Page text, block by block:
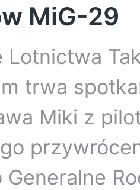
MiG-29
Lotnictwa
trwa
Miki z